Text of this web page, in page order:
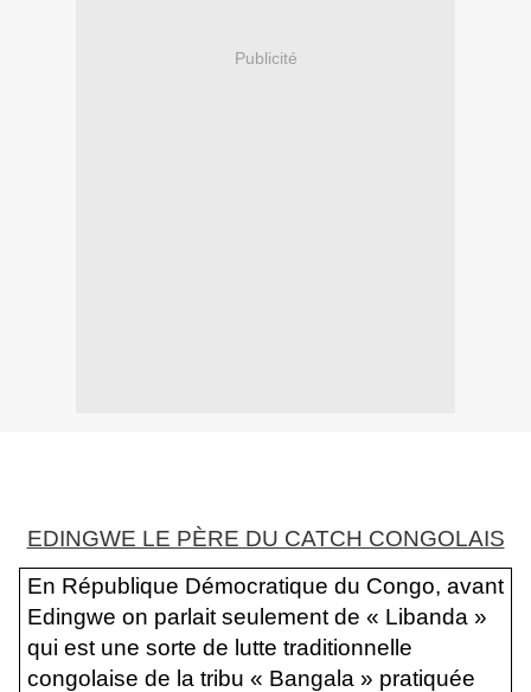
Publicité
EDINGWE LE PÈRE DU CATCH CONGOLAIS
En République Démocratique du Congo, avant
Edingwe on parlait seulement de « Libanda »
qui est une sorte de lutte traditionnelle
congolaise de la tribu « Bangala » pratiquée